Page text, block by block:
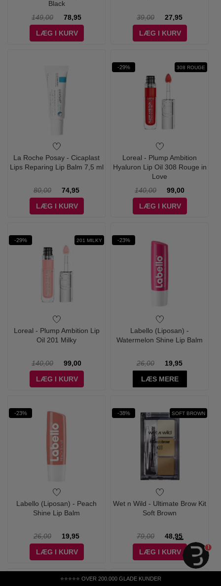
⭐⭐⭐⭐⭐ OVER 200.000 GLADE KUNDER
Black
149,00
78,95
LÆG I KURV
39,00
27,95
LÆG I KURV
La Roche Posay - Cicaplast
Lips Reparing Lip Balm 7,5 ml
80,00
74,95
LÆG I KURV
-29% 308 ROUGE
Loreal - Plump Ambition
Hyaluron Lip Oil 308 Rouge in
Love
140,00
99,00
LÆG I KURV
-29% 201 MILKY
Loreal - Plump Ambition Lip
Oil 201 Milky
140,00
99,00
LÆG I KURV
-23%
Labello (Liposan) -
Watermelon Shine Lip Balm
26,00
19,95
LÆS MERE
-23%
Labello (Liposan) - Peach
Shine Lip Balm
26,00
19,95
LÆG I KURV
-38% SOFT BROWN
Wet n Wild - Ultimate Brow Kit
Soft Brown
79,00
48,95
LÆG I KURV
1